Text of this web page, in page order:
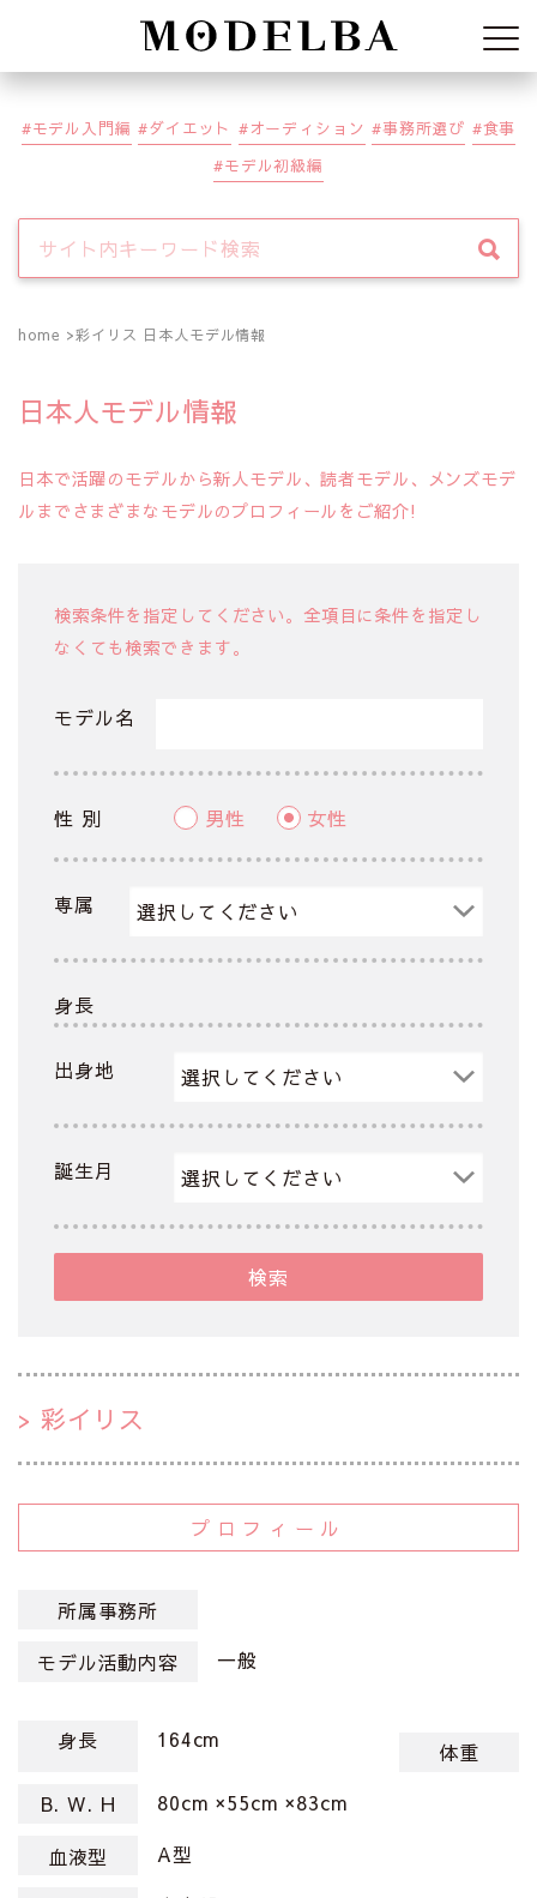
Modelba
モデル入門編 ダイエット オーディション 事務所選び
食事
モデル初級編
home 彩イリス 日本人モデル情報
日本人モデル情報
日本で活躍のモデルから新人モデル、読者モデル、メンズモデ
ルまでさまざまなモデルのプロフィールをご紹介!
検索条件を指定してください。全項目に条件を指定し
なくても検索できます。
モデル名
性 別 男性 女性
専属
身長
出身地
誕生月
検索
彩イリス
プロフィール
所属事務所
モデル活動内容
一般
身長 164cm
体重
B. W. H
80cm ×55cm ×83cm
血液型 A型